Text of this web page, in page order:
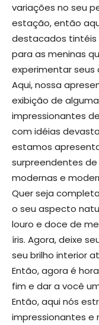
variações no seu
estação, então
destacados
para as meninas
experimentar seus
Aqui, nossa
exibição de
impressionantes
com idéias
estamos
surpreendentes
modernas e
Quer seja
o seu aspecto
louro e doce de
íris. Agora, deixe
seu brilho interior
Então, agora é
fim e dar a você
Então, aqui nós
impressionantes e